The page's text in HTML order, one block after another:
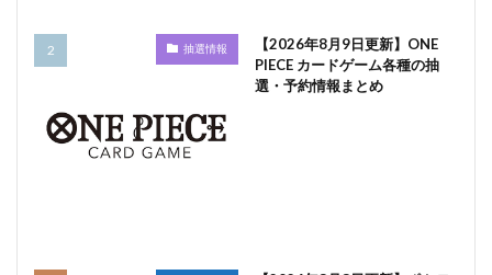
抽選情報
【2026年8月9日更新】ONE
PIECE カードゲーム各種の抽
選・予約情報まとめ